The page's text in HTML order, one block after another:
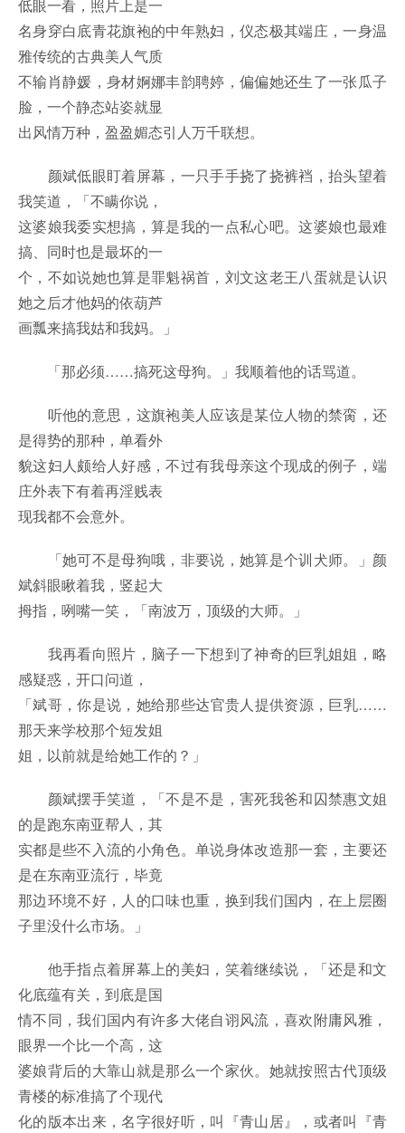
低眼一看，照片上是一
名身穿白底青花旗袍的中年熟妇，仪态极其端庄，一身温
雅传统的古典美人气质
不输肖静媛，身材婀娜丰韵聘婷，偏偏她还生了一张瓜子
脸，一个静态站姿就显
出风情万种，盈盈媚态引人万千联想。
颜斌低眼盯着屏幕，一只手手挠了挠裤裆，抬头望着
我笑道，「不瞒你说，
这婆娘我委实想搞，算是我的一点私心吧。这婆娘也最难
搞、同时也是最坏的一
个，不如说她也算是罪魁祸首，刘文这老王八蛋就是认识
她之后才他妈的依葫芦
画瓢来搞我姑和我妈。」
「那必须……搞死这母狗。」我顺着他的话骂道。
听他的意思，这旗袍美人应该是某位人物的禁脔，还
是得势的那种，单看外
貌这妇人颇给人好感，不过有我母亲这个现成的例子，端
庄外表下有着再淫贱表
现我都不会意外。
「她可不是母狗哦，非要说，她算是个训犬师。」颜
斌斜眼瞅着我，竖起大
拇指，咧嘴一笑，「南波万，顶级的大师。」
我再看向照片，脑子一下想到了神奇的巨乳姐姐，略
感疑惑，开口问道，
「斌哥，你是说，她给那些达官贵人提供资源，巨乳……
那天来学校那个短发姐
姐，以前就是给她工作的？」
颜斌摆手笑道，「不是不是，害死我爸和囚禁惠文姐
的是跑东南亚帮人，其
实都是些不入流的小角色。单说身体改造那一套，主要还
是在东南亚流行，毕竟
那边环境不好，人的口味也重，换到我们国内，在上层圈
子里没什么市场。」
他手指点着屏幕上的美妇，笑着继续说，「还是和文
化底蕴有关，到底是国
情不同，我们国内有许多大佬自诩风流，喜欢附庸风雅，
眼界一个比一个高，这
婆娘背后的大靠山就是那么一个家伙。她就按照古代顶级
青楼的标准搞了个现代
化的版本出来，名字很好听，叫『青山居』，或者叫『青